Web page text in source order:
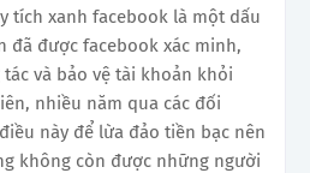
tích xanh facebook là một dấu
đã được facebook xác minh,
và bảo vệ tài khoản khỏi
nhiều năm qua các đối
này để lừa đảo tiền bạc nên
không còn được những người